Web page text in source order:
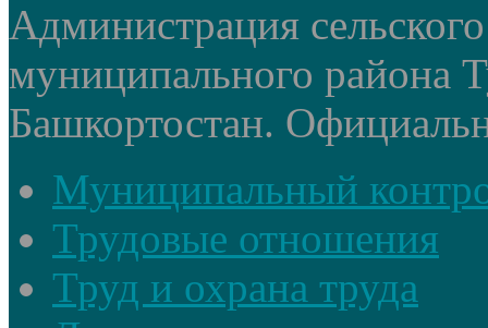
Администрация
муниципального района
Башкортостан.
Муниципальный
Трудовые отношения
Труд и охрана труда